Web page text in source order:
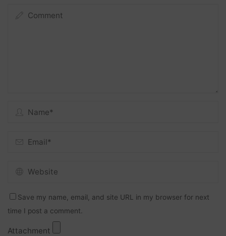
Save my name, email, and site URL in my browser for next
time I post a comment.
Attachment